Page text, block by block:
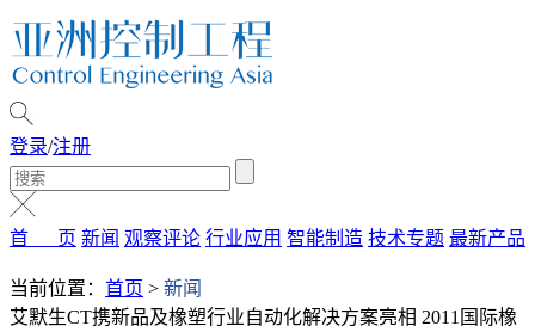
登录/注册
首 页 新闻 观察评论 行业应用 智能制造 技术专题 最新产品
当前位置： 首页 > 新闻
艾默生CT携新品及橡塑行业自动化解决方案亮相 2011国际橡